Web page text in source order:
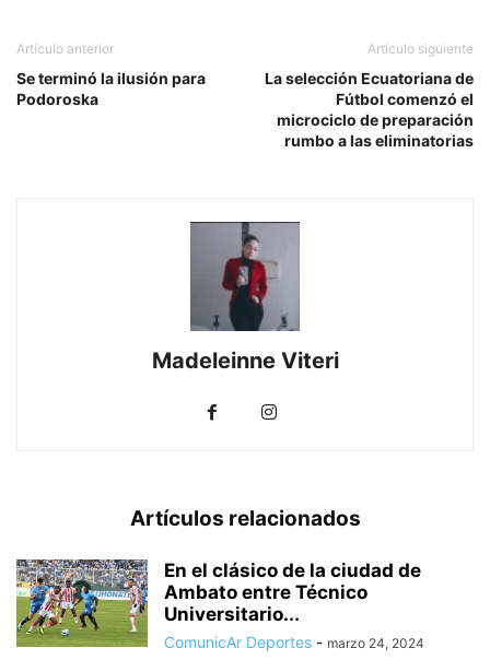
Artículo anterior
Se terminó la ilusión para
Podoroska
Artículo siguiente
La selección Ecuatoriana de
Fútbol comenzó el
microciclo de preparación
rumbo a las eliminatorias
Madeleinne Viteri
Artículos relacionados
En el clásico de la ciudad de
Ambato entre Técnico
Universitario...
ComunicAr Deportes - marzo 24, 2024